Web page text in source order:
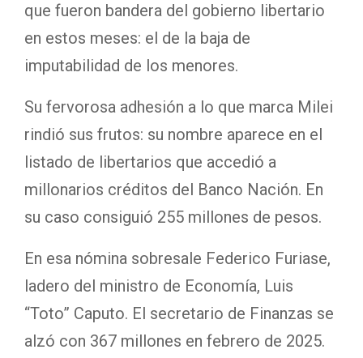
que fueron bandera del gobierno libertario
en estos meses: el de la baja de
imputabilidad de los menores.
Su fervorosa adhesión a lo que marca Milei
rindió sus frutos: su nombre aparece en el
listado de libertarios que accedió a
millonarios créditos del Banco Nación. En
su caso consiguió 255 millones de pesos.
En esa nómina sobresale Federico Furiase,
ladero del ministro de Economía, Luis
“Toto” Caputo. El secretario de Finanzas se
alzó con 367 millones en febrero de 2025.